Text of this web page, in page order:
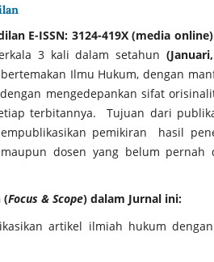
E-ISSN: 3124-419X (media online)
3 kali dalam setahun
Ilmu Hukum, dengan
mengedepankan sifat
terbitannya. Tujuan dari
pemikiran hasil
dosen yang belum pernah
(Focus & Scope) dalam Jurnal ini:
artikel ilmiah hukum